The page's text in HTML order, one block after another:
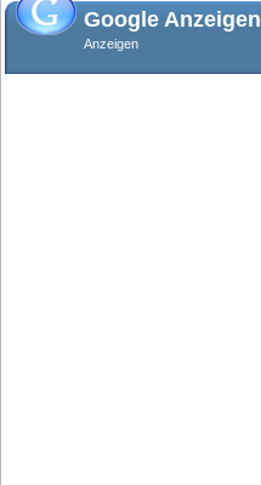
Google Anzeigen
Anzeigen